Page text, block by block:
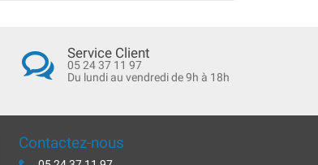
Service Client
05 24 37 11 97
Du lundi au vendredi de 9h à 18h
Contactez-nous